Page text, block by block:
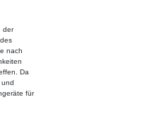
der
nach
Da
und
für